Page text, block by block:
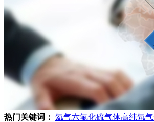
热门关键词： 氦气六氟化硫气体高纯氖气